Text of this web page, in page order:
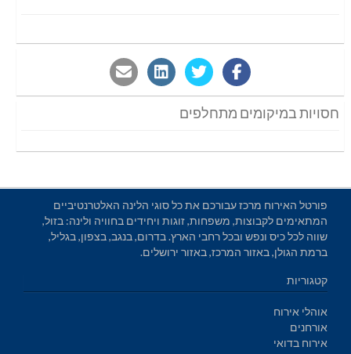
חסויות במיקומים מתחלפים
פורטל האירוח מרכז עבורכם את כל סוגי הלינה האלטרנטיביים
המתאימים לקבוצות, משפחות, זוגות ויחידים בחוויה ולינה: בזול,
שווה לכל כיס ונפש ובכל רחבי הארץ. בדרום, בנגב, בצפון, בגליל,
ברמת הגולן, באזור המרכז, באזור ירושלים.
קטגוריות
אוהלי אירוח
אורחנים
אירוח בדואי